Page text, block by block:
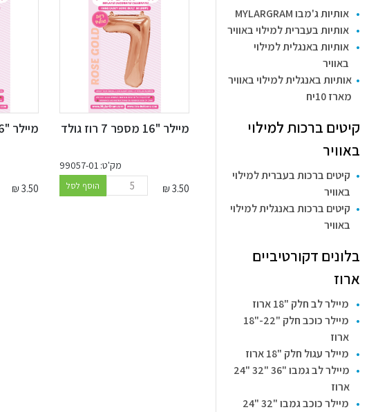
אותיות ג'מבו MYLARGRAM
אותיות בעברית למילוי באוויר
אותיות באנגלית למילוי
באוויר
אותיות באנגלית למילוי באוויר
מארז 10יח
קיטים ברכות למילוי
באוויר
קיטים ברכות בעברית למילוי
באוויר
קיטים ברכות באנגלית למילוי
באוויר
בלונים דקורטיביים
ארוז
מיילר לב חלק "18 ארוז
מיילר כוכב חלק "22-"18
ארוז
מיילר עגול חלק "18 ארוז
מיילר לב גמבו "36 "32 "24
ארוז
מיילר כוכב גמבו "32 "24
מיילר "16 מספר 7 רוז גולד
3.50
₪
מק'ט: 99057-01
הוסף לסל
מיילר "16 מספר 8 רוז גולד
3.50
₪